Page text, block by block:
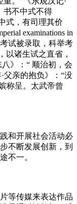
书不中式不得
式，有司理其价
examinations in
考试被录取，科举考
以诸生试之直省，
》：“ 顺治初，会
父亲的抱负》：“没
称呈。太武帝曾
和开展社会活动必
不断发展创新，到
不一。
等传媒来表达作品